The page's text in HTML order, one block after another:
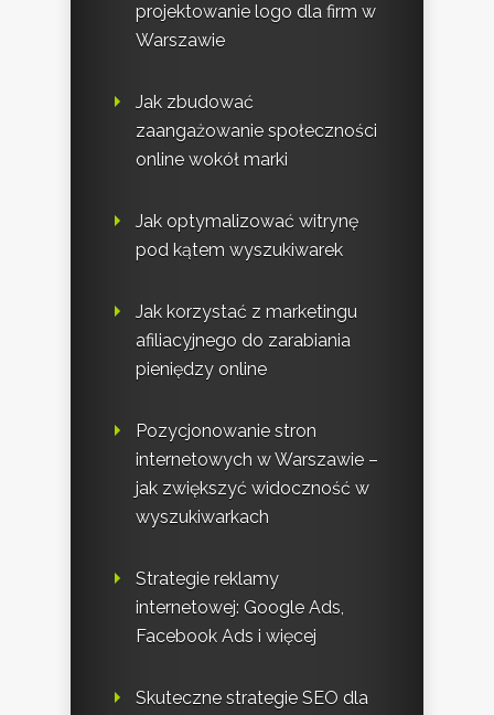
projektowanie logo dla firm w
Warszawie
Jak zbudować
zaangażowanie społeczności
online wokół marki
Jak optymalizować witrynę
pod kątem wyszukiwarek
Jak korzystać z marketingu
afiliacyjnego do zarabiania
pieniędzy online
Pozycjonowanie stron
internetowych w Warszawie –
jak zwiększyć widoczność w
wyszukiwarkach
Strategie reklamy
internetowej: Google Ads,
Facebook Ads i więcej
Skuteczne strategie SEO dla